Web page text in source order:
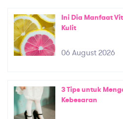
Ini Dia Manfaat
Kulit
06 August 2026
3 Tips untuk
Kebesaran